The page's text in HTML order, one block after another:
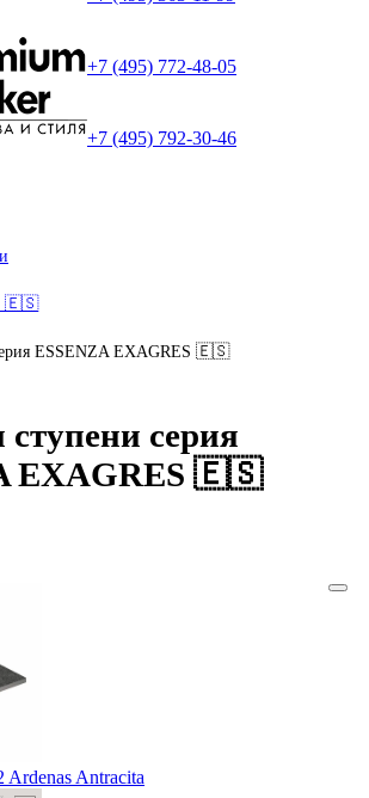
+7 (495) 772-48-05
+7 (495) 792-30-46
🇪🇸
ESSENZA EXAGRES 🇪🇸
серия
EXAGRES 🇪🇸
Antracita